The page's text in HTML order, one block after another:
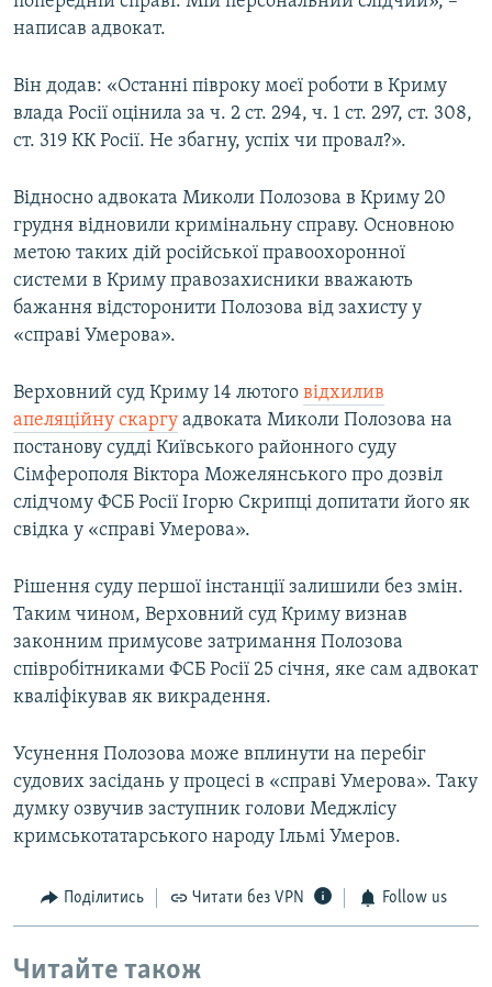
написав адвокат.
Він додав: «Останні півроку моєї роботи в Криму
влада Росії оцінила за ч. 2 ст. 294, ч. 1 ст. 297, ст. 308,
ст. 319 КК Росії. Не збагну, успіх чи провал?».
Відносно адвоката Миколи Полозова в Криму 20
грудня відновили кримінальну справу. Основною
метою таких дій російської правоохоронної
системи в Криму правозахисники вважають
бажання відсторонити Полозова від захисту у
«справі Умерова».
Верховний суд Криму 14 лютого відхилив
апеляційну скаргу адвоката Миколи Полозова на
постанову судді Київського районного суду
Сімферополя Віктора Можелянського про дозвіл
слідчому ФСБ Росії Ігорю Скрипці допитати його як
свідка у «справі Умерова».
Рішення суду першої інстанції залишили без змін.
Таким чином, Верховний суд Криму визнав
законним примусове затримання Полозова
співробітниками ФСБ Росії 25 січня, яке сам адвокат
кваліфікував як викрадення.
Усунення Полозова може вплинути на перебіг
судових засідань у процесі в «справі Умерова». Таку
думку озвучив заступник голови Меджлісу
кримськотатарського народу Ільмі Умеров.
Поділитись Читати без VPN Follow us
Читайте також